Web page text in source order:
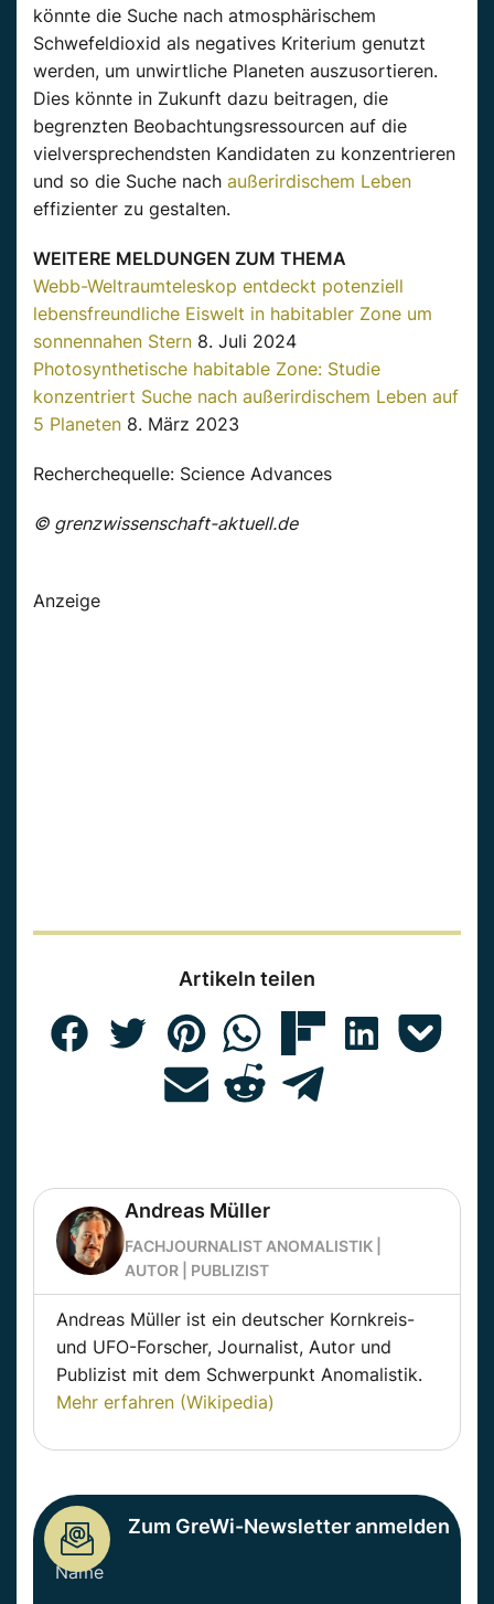
könnte die Suche nach atmosphärischem
Schwefeldioxid als negatives Kriterium genutzt
werden, um unwirtliche Planeten auszusortieren.
Dies könnte in Zukunft dazu beitragen, die
begrenzten Beobachtungsressourcen auf die
vielversprechendsten Kandidaten zu konzentrieren
und so die Suche nach außerirdischem Leben
effizienter zu gestalten.
WEITERE MELDUNGEN ZUM THEMA
Webb-Weltraumteleskop entdeckt potenziell
lebensfreundliche Eiswelt in habitabler Zone um
sonnennahen Stern 8. Juli 2024
Photosynthetische habitable Zone: Studie
konzentriert Suche nach außerirdischem Leben auf
5 Planeten 8. März 2023
Recherchequelle: Science Advances
© grenzwissenschaft-aktuell.de
Anzeige
Artikeln teilen
Andreas Müller
FACHJOURNALIST ANOMALISTIK |
AUTOR | PUBLIZIST
Andreas Müller ist ein deutscher Kornkreis-
und UFO-Forscher, Journalist, Autor und
Publizist mit dem Schwerpunkt Anomalistik.
Mehr erfahren (Wikipedia)
Zum GreWi-Newsletter anmelden